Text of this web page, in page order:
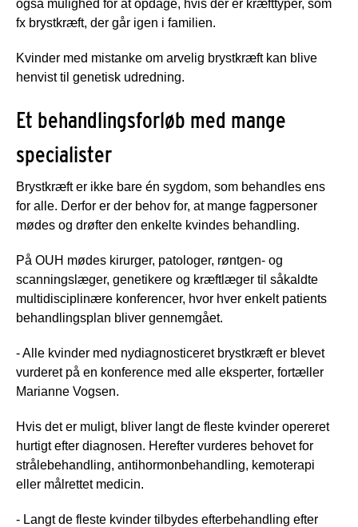
også mulighed for at opdage, hvis der er kræfttyper, som
fx brystkræft, der går igen i familien.
Kvinder med mistanke om arvelig brystkræft kan blive
henvist til genetisk udredning.
Et behandlingsforløb med mange
specialister
Brystkræft er ikke bare én sygdom, som behandles ens
for alle. Derfor er der behov for, at mange fagpersoner
mødes og drøfter den enkelte kvindes behandling.
På OUH mødes kirurger, patologer, røntgen- og
scanningslæger, genetikere og kræftlæger til såkaldte
multidisciplinære konferencer, hvor hver enkelt patients
behandlingsplan bliver gennemgået.
- Alle kvinder med nydiagnosticeret brystkræft er blevet
vurderet på en konference med alle eksperter, fortæller
Marianne Vogsen.
Hvis det er muligt, bliver langt de fleste kvinder opereret
hurtigt efter diagnosen. Herefter vurderes behovet for
strålebehandling, antihormonbehandling, kemoterapi
eller målrettet medicin.
- Langt de fleste kvinder tilbydes efterbehandling efter